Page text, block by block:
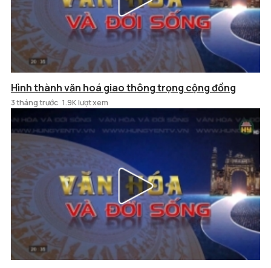
Hình thành văn hoá giao thông trọng cộng đồng
3 tháng trước 1.9K lượt xem